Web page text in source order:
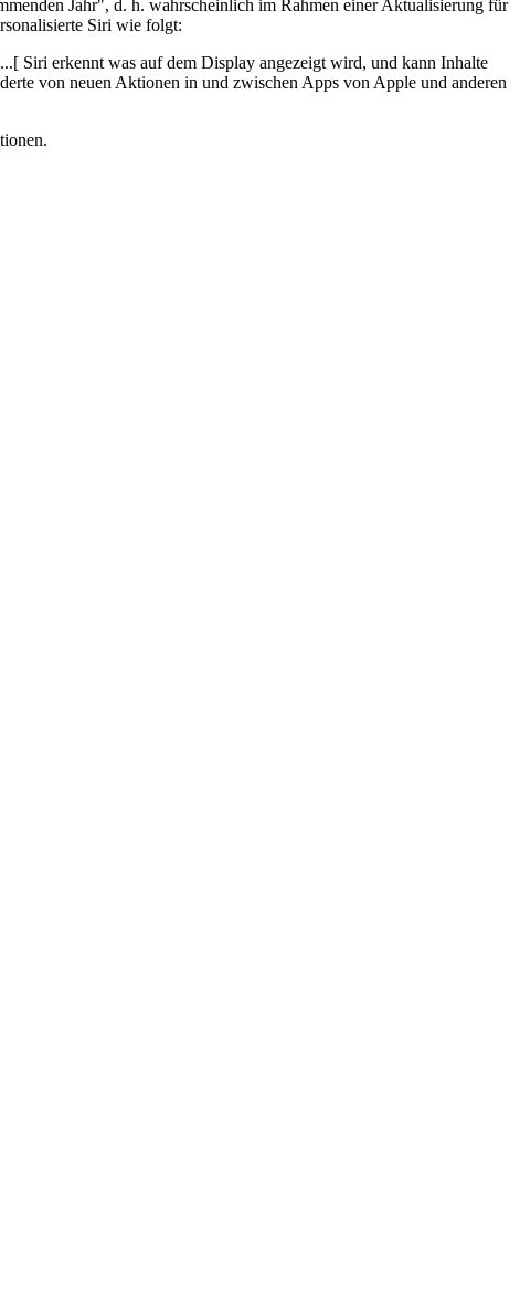
Jahr", d. h. wahrscheinlich im Rahmen einer Aktualisierung für
Siri wie folgt:
Siri erkennt was auf dem Display angezeigt wird, und kann Inhalte
von neuen Aktionen in und zwischen Apps von Apple und anderen